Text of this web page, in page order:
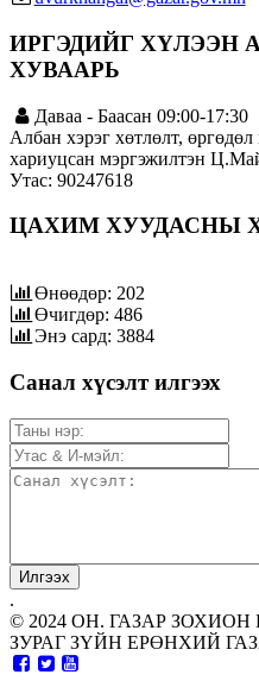
ИРГЭДИЙГ ХҮЛЭЭН
ХУВААРЬ
Даваа - Баасан 09:00-17:30
Албан хэрэг хөтлөлт,
хариуцсан мэргэжилтэн
Утас: 90247618
ЦАХИМ ХУУДАСНЫ
Өнөөдөр: 202
Өчигдөр: 486
Энэ сард: 3884
Санал хүсэлт илгээх
.
© 2024 ОН. ГАЗАР
ЗУРАГ ЗҮЙН ЕРӨНХИЙ